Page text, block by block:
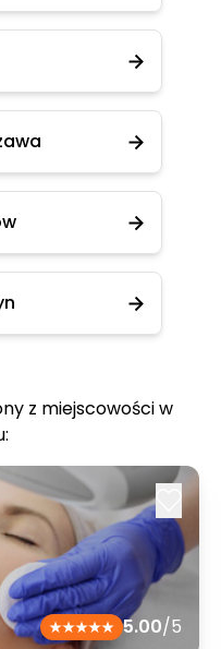
z miejscowości w
5.00/5